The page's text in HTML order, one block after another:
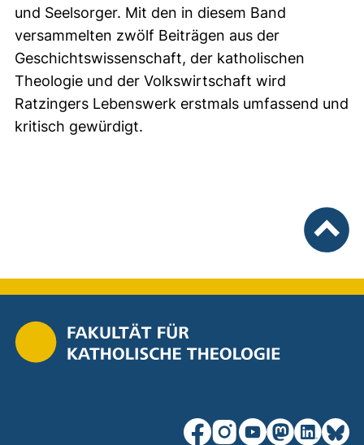
und Seelsorger. Mit den in diesem Band
versammelten zwölf Beiträgen aus der
Geschichtswissenschaft, der katholischen
Theologie und der Volkswirtschaft wird
Ratzingers Lebenswerk erstmals umfassend und
kritisch gewürdigt.
unsere Facebook-Seite
unsere Instagram-
unsere YouTube-
unsereunsere